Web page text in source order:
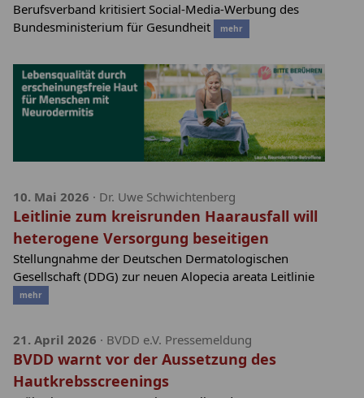
Berufsverband kritisiert Social-Media-Werbung des
Bundesministerium für Gesundheit
mehr
10. Mai 2026 · Dr. Uwe Schwichtenberg
Leitlinie zum kreisrunden Haarausfall will
heterogene Versorgung beseitigen
Stellungnahme der Deutschen Dermatologischen
Gesellschaft (DDG) zur neuen Alopecia areata Leitlinie
mehr
21. April 2026 · BVDD e.V. Pressemeldung
BVDD warnt vor der Aussetzung des
Hautkrebsscreenings